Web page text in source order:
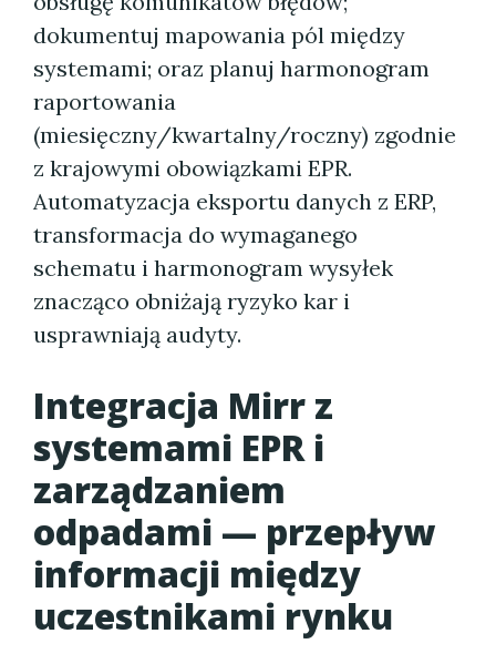
dokumentuj mapowania pól między
systemami; oraz planuj harmonogram
raportowania
(miesięczny/kwartalny/roczny) zgodnie
z krajowymi obowiązkami EPR.
Automatyzacja eksportu danych z ERP,
transformacja do wymaganego
schematu i harmonogram wysyłek
znacząco obniżają ryzyko kar i
usprawniają audyty.
Integracja Mirr z
systemami EPR i
zarządzaniem
odpadami — przepływ
informacji między
uczestnikami rynku